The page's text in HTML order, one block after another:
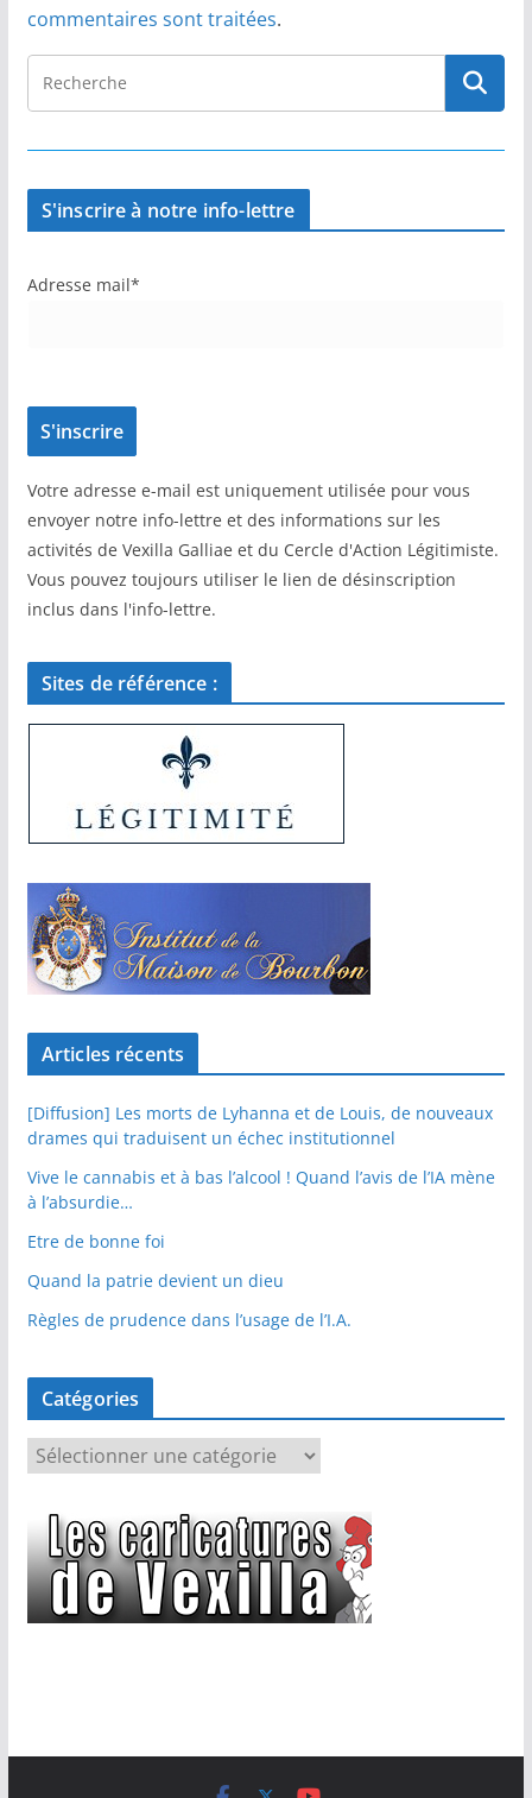
commentaires sont traitées.
S'inscrire à notre info-lettre
Adresse mail*
Votre adresse e-mail est uniquement utilisée pour vous
envoyer notre info-lettre et des informations sur les
activités de Vexilla Galliae et du Cercle d'Action Légitimiste.
Vous pouvez toujours utiliser le lien de désinscription
inclus dans l'info-lettre.
Sites de référence :
Articles récents
[Diffusion] Les morts de Lyhanna et de Louis, de nouveaux
drames qui traduisent un échec institutionnel
Vive le cannabis et à bas l’alcool ! Quand l’avis de l’IA mène
à l’absurdie…
Etre de bonne foi
Quand la patrie devient un dieu
Règles de prudence dans l’usage de l’I.A.
Catégories
é
g
o
r